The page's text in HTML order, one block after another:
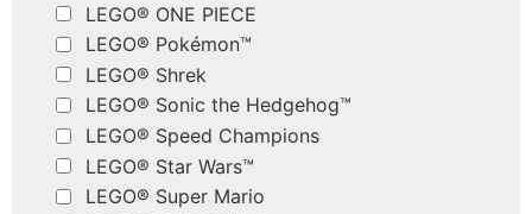
LEGO® ONE PIECE
LEGO® Pokémon™
LEGO® Shrek
LEGO® Sonic the Hedgehog™
LEGO® Speed Champions
LEGO® Star Wars™
LEGO® Super Mario